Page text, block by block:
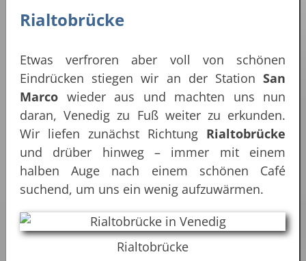
Rialtobrücke
Etwas verfroren aber voll von schönen
Eindrücken stiegen wir an der Station San
Marco wieder aus und machten uns nun
daran, Venedig zu Fuß weiter zu erkunden.
Wir liefen zunächst Richtung Rialtobrücke
und drüber hinweg – immer mit einem
halben Auge nach einem schönen Café
suchend, um uns ein wenig aufzuwärmen.
Rialtobrücke